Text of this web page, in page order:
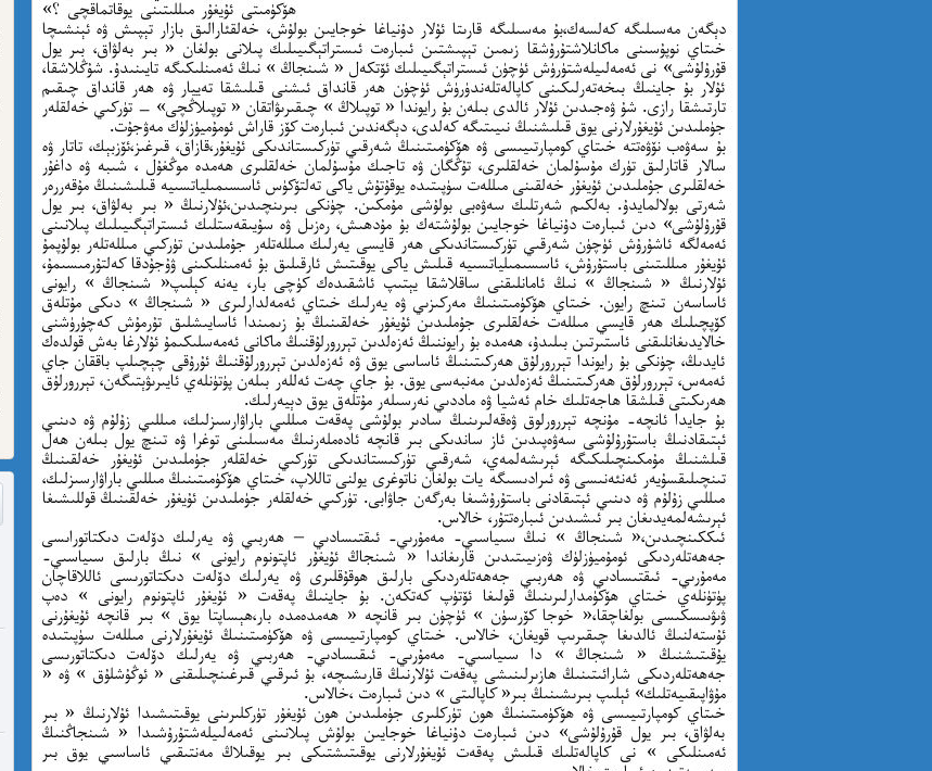
ھۆكۈمىتى ئۇيغۇر مىللىتىنى يوقاتماقچى ؟»
دېگەن مەسىلىگە كەلسەك،بۇ مەسىلىگە قارىتا ئۇلار دۇنياغا خوجايىن بولۇش، خەلقئارالىق بازار تېپىش ۋە ئېنشىچا
خىتاي نوپۇسىنى ماكانلاشتۇرۇشقا زىمىن تېپىشتىن ئىبارەت ئىستراتېگىيىلىك پىلانى بولغان « بىر بەلۋاق، بىر يول
قۇرۇلۇشى» نى ئەمەلىيلەشتۈرۈش ئۈچۈن ئىستراتېگىيىلىك ئۆتكەل « شىنجاڭ » نىڭ ئەمىنلىكىگە تايىنىدۇ. شۇڭلاشقا،
ئۇلار بۇ جاينىڭ بىخەتەرلىكىنى كاپالەتلەندۈرۈش ئۈچۈن ھەر قانداق ئىشنى قىلىشقا تەييار ۋە ھەر قانداق چىقىم
تارتىشقا رازى. شۇ ۋەجىدىن ئۇلار ئالدى بىلەن بۇ رايوندا « توپىلاڭ » چىقىرىۋاتقان « توپىلاڭچى» — تۈركىي خەلقلەر
جۈملىدىن ئۇيغۇرلارنى يوق قىلىشنىڭ نىيىتىگە كەلدى، دېگەندىن ئىبارەت كۆز قاراش ئومۇميۈزلۈك مەۋجۇت.
بۇ سەۋەب نۆۋەتتە خىتاي كومپارتىيىسى ۋە ھۆكۈمىتىنىڭ شەرقىي تۈركىستاندىكى ئۇيغۇر،قازاق، قىرغىز،ئۆزبېك، تاتار ۋە
سالار قاتارلىق تۈرك مۇسۇلمان خەلقلىرى، تۇڭگان ۋە تاجىك مۇسۇلمان خەلقلىرى ھەمدە موڭغۇل ، شىبە ۋە داغۇر
خەلقلىرى جۇملىدىن ئۇيغۇر خەلقىنى مىللەت سۈپىتىدە يوقۇتۇش ياكى تەلتۆكۈس ئاسسىمىلياتسىيە قىلىشىنىڭ مۇقەررەر
شەرتى بولالمايدۇ. بەلكىم شەرتلىك سەۋەبى بولۇشى مۇمكىن. چۈنكى بىرىنچىدىن،ئۇلارنىڭ « بىر بەلۋاق، بىر يول
قۇرۇلۇشى» دىن ئىبارەت دۇنياغا خوجايىن بولۇشتەك بۇ مۇدھىش، رەزىل ۋە سۇيىقەستلىك ئىستراتېگىيىلىك پىلانىنى
ئەمەلگە ئاشۇرۇش ئۈچۈن شەرقىي تۈركىستاندىكى ھەر قايسى يەرلىك مىللەتلەر جۇملىدىن تۈركىي مىللەتلەر بولۇپمۇ
ئۇيغۇر مىللىتىنى باستۇرۇش، ئاسسىمىلياتسىيە قىلىش ياكى يوقىتىش ئارقىلىق بۇ ئەمىنلىكىنى ۋۇجۇدقا كەلتۇرمىسىمۇ،
ئۇلارنىڭ « شىنجاڭ » نىڭ ئامانلىقنى ساقلاشقا يېتىپ ئاشقىدەك كۈچى بار، يەنە كېلىپ« شىنجاڭ » رايونى
ئاساسەن تىنچ رايون. خىتاي ھۆكۈمىتىنىڭ مەركىزىي ۋە يەرلىك خىتاي ئەمەلدارلىرى « شىنجاڭ » دىكى مۇتلەق
كۆپچىلىك ھەر قايسي مىللەت خەلقلىرى جۇملىدىن ئۇيغۇر خەلقىنىڭ بۇ زىمىندا ئاسايىشلىق تۇرمۇش كەچۈرۈشنى
خالايدىغانلىقنى ئاستىرتىن بىلىدۇ، ھەمدە بۇ رايوننىڭ ئەزەلدىن تېررورلۇقنىڭ ماكانى ئەمەسلىكىمۇ ئۇلارغا بەش قولدەك
ئايدىڭ، چۈنكى بۇ رايوندا تېررورلۇق ھەركىتىنىڭ ئاساسى يوق ۋە ئەزەلدىن تېررورلۇقنىڭ ئۇرۇقى چېچىلپ باققان جاي
ئەمەس، تېررورلۇق ھەركىتىنىڭ ئەزەلدىن مەنبەسى يوق. بۇ جاي چەت ئەللەر بىلەن پۈتۈنلەي ئايىرىۋېتىگەن، تېررورلۇق
ھەرىكىتى قىلشقا ھاجەتلىك خام ئەشيا ۋە ماددىي نەرسىلەر مۇتلەق يوق دېيەرلىك.
بۇ جايدا ئانچە- مۇنچە تېررورلوق ۋەقەلىرىنىڭ سادىر بولۇشى پەقەت مىللىي باراۋارسىزلىك، مىللىي زۇلۇم ۋە دىنىي
ئېتىقادنىڭ باستۇرۇلۇشى سەۋەپىدىن ئاز ساندىكى بىر قانچە ئادەملەرنىڭ مەسىلىنى توغرا ۋە تىنچ يول بىلەن ھەل
قىلشنىڭ مۇمكىنچىلىكىگە ئېرىشەلمەي، شەرقىي تۈركىستاندىكى تۈركىي خەلقلەر جۈملىدىن ئۇيغۇر خەلقىنىڭ
تىنچىلىقسۇيەر ئەنئەنىسى ۋە ئىرادىسىگە يات بولغان ناتوغرى يولنى تاللاپ، خىتاي ھۆكۈمىتىنىڭ مىللىي باراۋارسىزلىك،
مىللىي زۇلۇم ۋە دىنىي ئېتىقادنى باستۇرۇشىغا بەرگەن جاۋابى. تۈركىي خەلقلەر جۈملىدىن ئۇيغۇر خەلقىنىڭ قوللىشىغا
ئېرىشەلمەيدىغان بىر ئىشىدىن ئىبارەتتۇر، خالاس.
ئىككىنچىدىن،« شىنجاڭ » نىڭ سىياسىي- مەمۇرىي- ئىقتىسادىي – ھەربىي ۋە يەرلىك دۆلەت دىكتاتوراىسى
جەھەتلەردىكى ئومۇميۈزلۈك ۋەزىيىتىدىن قارىغاندا « شىنجاڭ ئۇيغۇر ئاپتونوم رايونى » نىڭ بارلىق سىياسىي-
مەمۇرىي- ئىقتىسادىي ۋە ھەربىي جەھەتلەردىكى بارلىق ھوقۇقلىرى ۋە يەرلىك دۆلەت دىكتاتورىسى ئاللاقاچان
پۈتۈنلەي خىتاي ھۆكۈمدارلىرىنىڭ قولىغا ئۆتۈپ كەتكەن. بۇ جاينىڭ پەقەت « ئۇيغۇر ئاپتونوم رايونى » دەپ
ۋىۋىىسكىسى بولغاچقا،« خوجا كۆرسۈن » ئۈچۈن بىر قانچە « ھەمدەمدە بار،ھېساپتا يوق » بىر قانچە ئۇيغۇرنى
ئۇستەلنىڭ ئالدىغا چىقىرىپ قويغان، خالاس. خىتاي كومپارتىيىسى ۋە ھۆكۈمىتىنىڭ ئۇيغۇرلارنى مىللەت سۈپىتىدە
يۇقىتىشنىڭ « شىنجاڭ » دا سىياسىي- مەمۇرىي- ئىقىسادىي- ھەربىي ۋە يەرلىك دۆلەت دىكتاتورىسى
جەھەتلەردىكى شارائىتىنىڭ ھازىرلىنىشى پەقەت ئۇلارنىڭ قارىشىچە، بۇ ئىرقىي قىرغىنچىلىقنى « ئوڭۇشلۇق » ۋە «
مۇۋاپىقىيەتلىك» ئېلىپ بىرىشىنىڭ بىر« كاپالىتى » دىن ئىبارەت ،خالاس.
خىتاي كومپارتىيىسى ۋە ھۆكۈمىتىنىڭ ھون تۈركلىرى جۈملىدىن ھون ئۇيغۇر تۈركلىرىنى يوقىتىشىدا ئۇلارنىڭ « بىر
بەلۋاق، بىر يول قۇرۇلۇشى» دىن ئىبارەت دۇنياغا خوجايىن بولۇش پىلانىنى ئەمەلىيلەشتۇرۇشىدا « شىنجاڭنىڭ
ئەمىنلىكى » نى كاپالەتلىك قىلىش پەقەت ئۇيغۇرلارنى يوقىتىشتىكى بىر يوقىلاڭ مەنتىقىي ئاساسىي يوق بىر